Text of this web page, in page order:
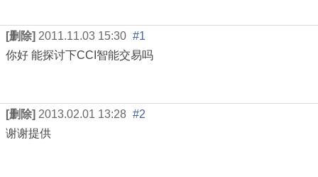
[删除] 2011.11.03 15:30 #1
你好 能探讨下CCI智能交易吗
[删除] 2013.02.01 13:28 #2
谢谢提供